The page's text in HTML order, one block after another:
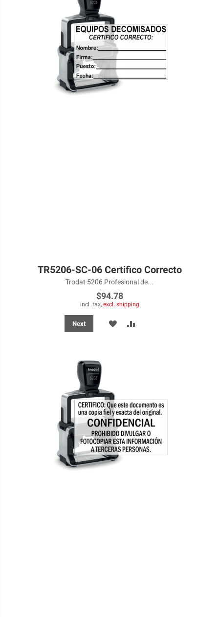
TR5206-SC-06 Certifico Correcto
Trodat 5206 Profesional de...
$94.78
incl. tax, excl. shipping
Next ADD